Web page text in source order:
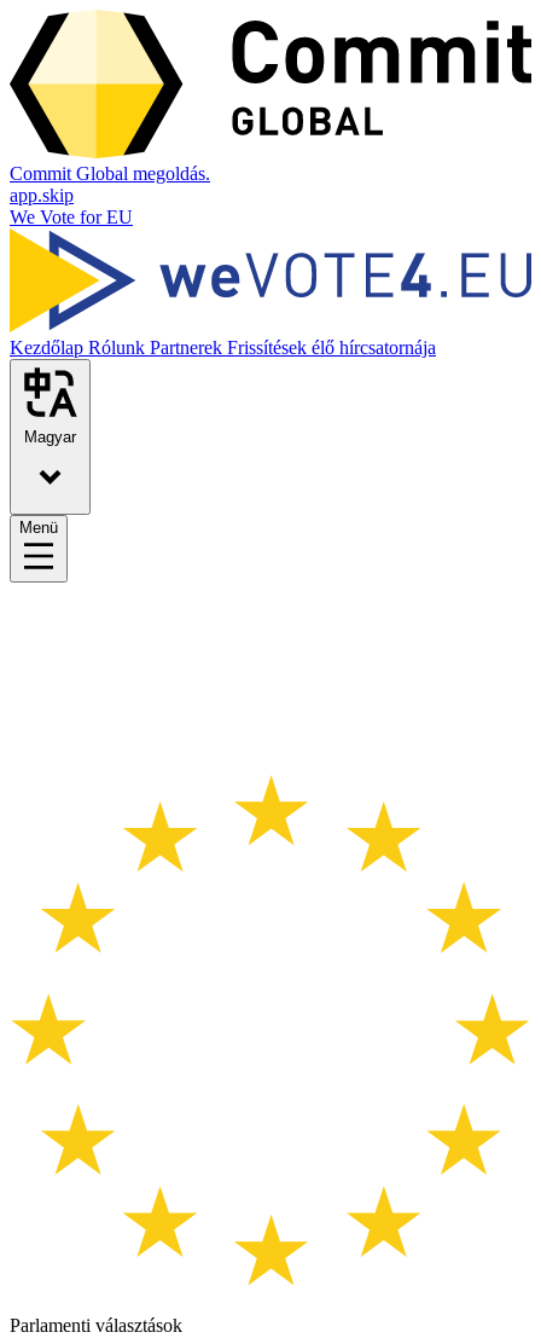
Commit Global megoldás.
app.skip
We Vote for EU
Kezdőlap Rólunk Partnerek Frissítések élő hírcsatornája
Magyar
Menü
Parlamenti választások